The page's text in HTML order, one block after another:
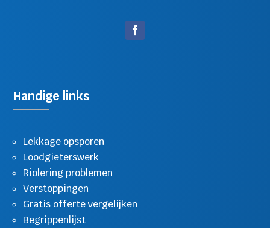
Handige links
Lekkage opsporen
Loodgieterswerk
Riolering problemen
Verstoppingen
Gratis offerte vergelijken
Begrippenlijst